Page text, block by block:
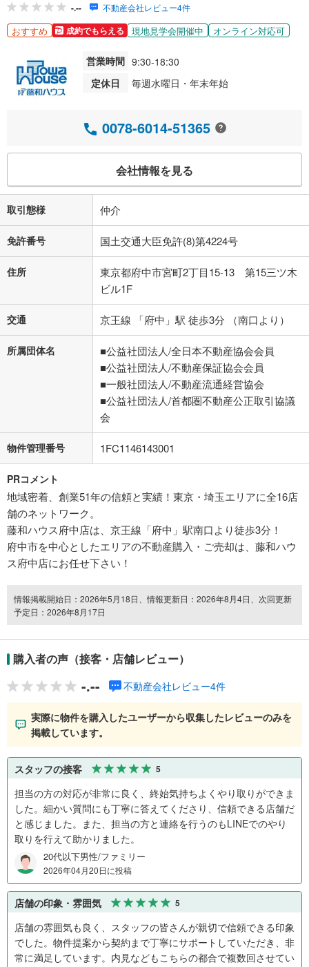
-.-- 不動産会社レビュー4件
おすすめ 成約でもらえる 現地見学会開催中 オンライン対応可
営業時間 9:30-18:30
定休日
毎週水曜日・年末年始
0078-6014-51365
会社情報を見る
取引態様 仲介
免許番号 国土交通大臣免許(8)第4224号
住所
東京都府中市宮町2丁目15-13 第15三ツ木
ビル1F
交通 京王線 「府中」駅 徒歩3分 （南口より）
所属団体名
■公益社団法人/全日本不動産協会会員
■公益社団法人/不動産保証協会会員
■一般社団法人/不動産流通経営協会
■公益社団法人/首都圏不動産公正取引協議
会
物件管理番号 1FC1146143001
PRコメント
地域密着、創業51年の信頼と実績！東京・埼玉エリアに全16店
舗のネットワーク。
藤和ハウス府中店は、京王線「府中」駅南口より徒歩3分！
府中市を中心としたエリアの不動産購入・ご売却は、藤和ハウ
ス府中店にお任せ下さい！
情報掲載開始日：2026年5月18日、情報更新日：2026年8月4日、次回更新
予定日：2026年8月17日
購入者の声（接客・店舗レビュー）
-.-- 不動産会社レビュー4件
実際に物件を購入したユーザーから収集したレビューのみを
掲載しています。
スタッフの接客 5
担当の方の対応が非常に良く、終始気持ちよくやり取りができま
した。細かい質問にも丁寧に答えてくださり、信頼できる店舗だ
と感じました。また、担当の方と連絡を行うのもLINEでのやり
取りを行えて助かりました。
20代以下男性/ファミリー
2026年04月20日に投稿
店舗の印象・雰囲気 5
店舗の雰囲気も良く、スタッフの皆さんが親切で信頼できる印象
でした。物件提案から契約まで丁寧にサポートしていただき、非
常に満足しています。内見などもこちらの都合で複数回させてい